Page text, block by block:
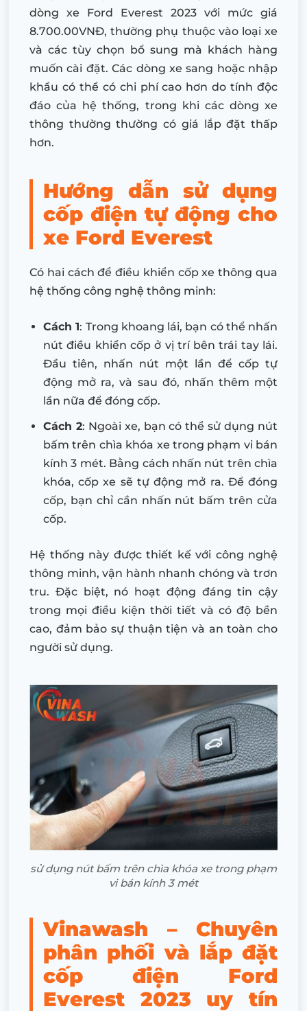
dòng xe Ford Everest 2023 với mức giá
8.700.00VNĐ, thường phụ thuộc vào loại xe
và các tùy chọn bổ sung mà khách hàng
muốn cài đặt. Các dòng xe sang hoặc nhập
khẩu có thể có chi phí cao hơn do tính độc
đáo của hệ thống, trong khi các dòng xe
thông thường thường có giá lắp đặt thấp
hơn.
Hướng dẫn sử dụng
cốp điện tự động cho
xe Ford Everest
Có hai cách để điều khiển cốp xe thông qua
hệ thống công nghệ thông minh:
Cách 1: Trong khoang lái, bạn có thể nhấn
nút điều khiển cốp ở vị trí bên trái tay lái.
Đầu tiên, nhấn nút một lần để cốp tự
động mở ra, và sau đó, nhấn thêm một
lần nữa để đóng cốp.
Cách 2: Ngoài xe, bạn có thể sử dụng nút
bấm trên chìa khóa xe trong phạm vi bán
kính 3 mét. Bằng cách nhấn nút trên chìa
khóa, cốp xe sẽ tự động mở ra. Để đóng
cốp, bạn chỉ cần nhấn nút bấm trên cửa
cốp.
Hệ thống này được thiết kế với công nghệ
thông minh, vận hành nhanh chóng và trơn
tru. Đặc biệt, nó hoạt động đáng tin cậy
trong mọi điều kiện thời tiết và có độ bền
cao, đảm bảo sự thuận tiện và an toàn cho
người sử dụng.
sử dụng nút bấm trên chìa khóa xe trong phạm
vi bán kính 3 mét
Vinawash – Chuyên
phân phối và lắp đặt
cốp điện Ford
Everest 2023 uy tín